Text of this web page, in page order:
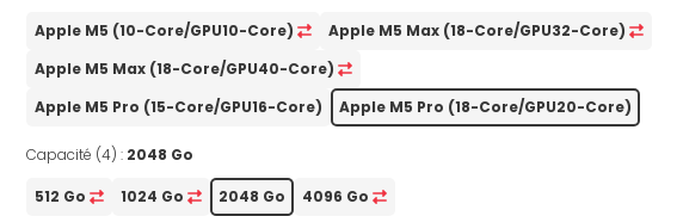
Apple M5 (10-Core/GPU10-Core)
Apple M5 Max (18-Core/GPU32-Core)
Apple M5 Max (18-Core/GPU40-Core)
Apple M5 Pro (15-Core/GPU16-Core)
Apple M5 Pro (18-Core/GPU20-Core)
Capacité (4) : 2048 Go
512 Go 1024 Go 2048 Go 4096 Go